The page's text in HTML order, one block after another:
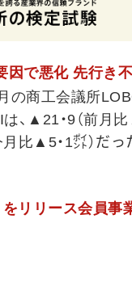
因で悪化 先行き
の商工会議所
、▲21・9（前月
比▲5・1㌽）だっ
リリース会員事